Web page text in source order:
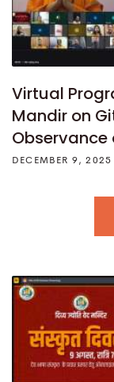
Virtual
Mandir on
DECEMBER 9, 2025